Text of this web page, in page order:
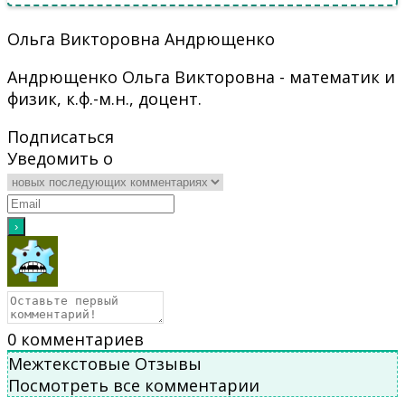
Ольга Викторовна Андрющенко
Андрющенко Ольга Викторовна - математик и
физик, к.ф.-м.н., доцент.
Подписаться
Уведомить о
0 комментариев
Межтекстовые Отзывы
Посмотреть все комментарии